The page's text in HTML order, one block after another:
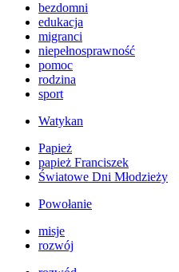
bezdomni
edukacja
migranci
niepełnosprawność
pomoc
rodzina
sport
Watykan
Papież
papież Franciszek
Światowe Dni Młodzieży
Powołanie
misje
rozwój